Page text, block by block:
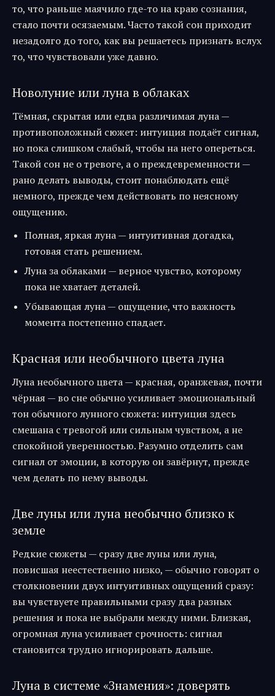
то, что раньше маячило где-то на краю сознания,
стало почти осязаемым. Часто такой сон приходит
незадолго до того, как вы решаетесь признать вслух
то, что чувствовали уже давно.
Новолуние или луна в облаках
Тёмная, скрытая или едва различимая луна —
противоположный сюжет: интуиция подаёт сигнал,
но пока слишком слабый, чтобы на него опереться.
Такой сон не о тревоге, а о преждевременности —
рано делать выводы, стоит понаблюдать ещё
немного, прежде чем действовать по неясному
ощущению.
Полная, яркая луна — интуитивная догадка,
готовая стать решением.
Луна за облаками — верное чувство, которому
пока не хватает деталей.
Убывающая луна — ощущение, что важность
момента постепенно спадает.
Красная или необычного цвета луна
Луна необычного цвета — красная, оранжевая, почти
чёрная — во сне обычно усиливает эмоциональный
тон обычного лунного сюжета: интуиция здесь
смешана с тревогой или сильным чувством, а не
спокойной уверенностью. Разумно отделить сам
сигнал от эмоции, в которую он завёрнут, прежде
чем делать по нему выводы.
Две луны или луна необычно близко к
земле
Редкие сюжеты — сразу две луны или луна,
повисшая неестественно низко, — обычно говорят о
столкновении двух интуитивных ощущений сразу:
вы чувствуете правильными сразу два разных
решения и пока не выбрали между ними. Близкая,
огромная луна усиливает срочность: сигнал
становится трудно игнорировать дальше.
Луна в системе «Знамения»: доверять